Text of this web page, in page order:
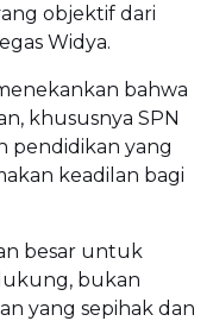
objektif dari
Widya.
bahwa
khususnya SPN
pendidikan yang
keadilan bagi
besar untuk
bukan
yang sepihak dan